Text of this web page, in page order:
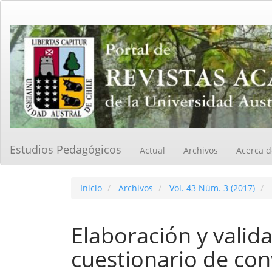
Contenido
principal
Barra
lateral
Estudios Pedagógicos Actual Archivos Acerca
Inicio Archivos Vol. 43 Núm. 3 (2017)
Elaboración y
cuestionario de